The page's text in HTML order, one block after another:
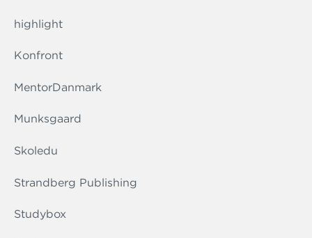
highlight
Konfront
MentorDanmark
Munksgaard
Skoledu
Strandberg Publishing
Studybox